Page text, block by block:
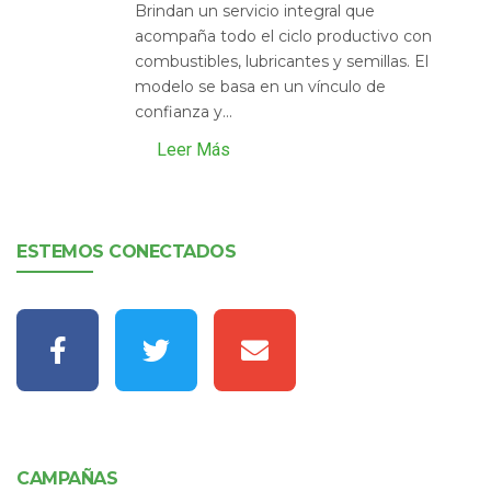
Brindan un servicio integral que
acompaña todo el ciclo productivo con
combustibles, lubricantes y semillas. El
modelo se basa en un vínculo de
confianza y...
Leer Más
ESTEMOS CONECTADOS
CAMPAÑAS